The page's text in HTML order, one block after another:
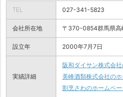
TEL 027-341-5823
会社所在地 〒370-0854群馬県高
設立年 2000年7月7日
実績詳細
阪和ダイサン株式会
美峰酒類株式会社の
割烹さわのホームペ